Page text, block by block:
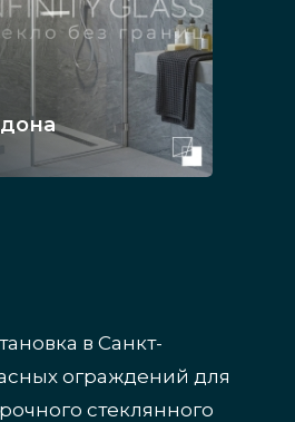
в Санкт-
ограждений для
стеклянного